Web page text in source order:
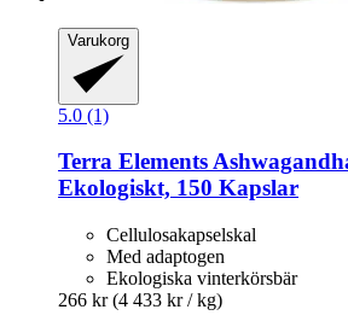
Varukorg
5.0 (1)
Terra Elements
Ekologiskt, 150 Kapslar
Cellulosakapselskal
Med adaptogen
Ekologiska vinterkörsbär
266 kr (4 433 kr / kg)